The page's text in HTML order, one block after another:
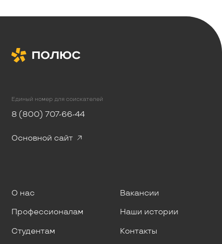
Единый номер для соискателей
8 (800) 707-66-44
Основной сайт
О нас Вакансии
Профессионалам Наши истории
Студентам Контакты